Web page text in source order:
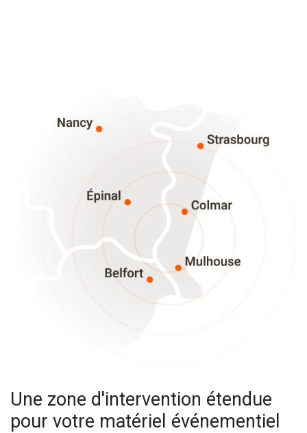
Une zone d'intervention étendue
pour votre matériel événementiel